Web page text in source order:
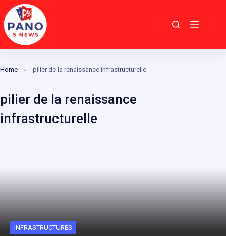
Passer
au
contenu
Home pilier de la renaissance infrastructurelle
pilier de la renaissance
infrastructurelle
INFRASTRUCTURES